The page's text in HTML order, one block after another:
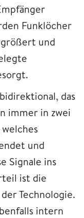
Funklöcher
und
das
immer in zwei
und
Signale ins
ist die
Technologie.
intern